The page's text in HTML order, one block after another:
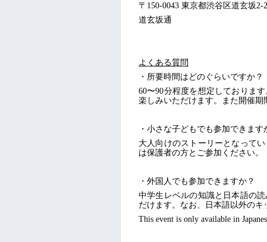
〒150-0043 東京都渋谷区道玄坂2-
道玄坂通
よくある質問
・所要時間はどのぐらいですか？
60〜90分程度を想定しておりま
楽しみいただけます。また開催期
・小さな子どもでも参加できます
大人向けのストーリーとなって
は保護者の方とご参加ください。
・外国人でも参加できますか？
中学生レベルの知識と日本語の
だけます。なお、日本語以外のキ
This event is only available in